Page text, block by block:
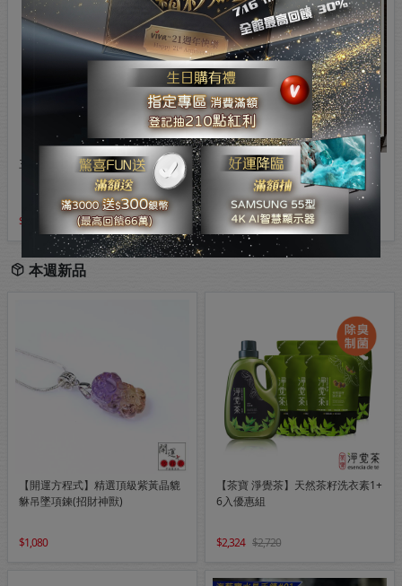
三百年德安堂真燕窩（330gX3盒）
29,700
【麗紳和春堂】七聖草淨身除穢包
(6包/袋)x5袋
775
本週新品
【開運方程式】精選頂級紫黃晶貔
貅吊墜項鍊(招財神獸)
1,080
【茶寶 淨覺茶】天然茶籽洗衣素1+
6入優惠組
2,324 2,720